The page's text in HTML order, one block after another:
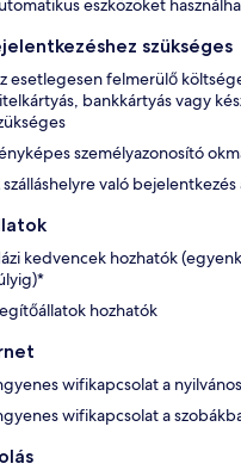
eszközöket
szükséges
esetlegesen felmerülő
bankkártyás vagy
személyazonosító
szálláshelyre való bejelentkezés
kedvencek hozhatók
hozhatók
wifikapcsolat a
wifikapcsolat a